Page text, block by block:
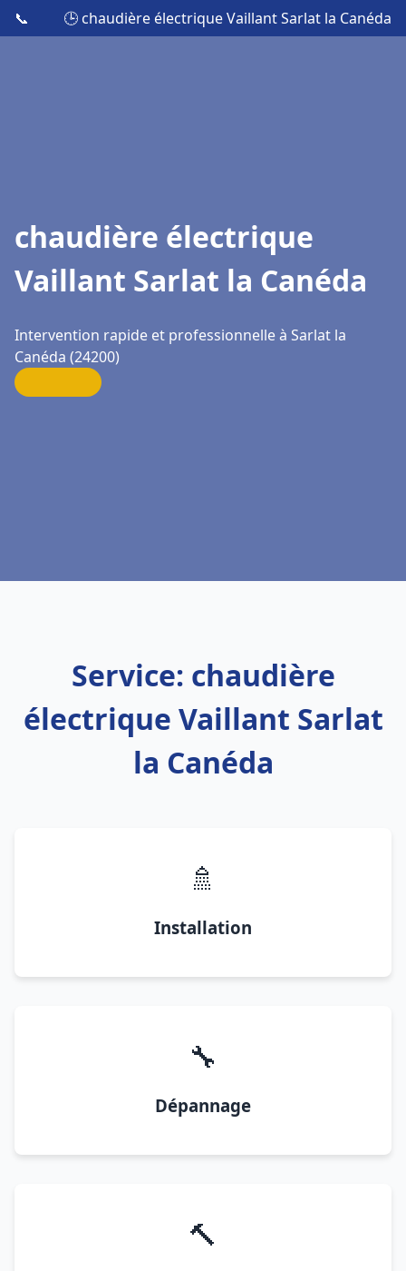
📞 🕒 chaudière électrique Vaillant Sarlat la Canéda
chaudière électrique
Vaillant Sarlat la Canéda
Intervention rapide et professionnelle à Sarlat la
Canéda (24200)
Service: chaudière
électrique Vaillant Sarlat
la Canéda
🚿
Installation
🔧
Dépannage
🔨